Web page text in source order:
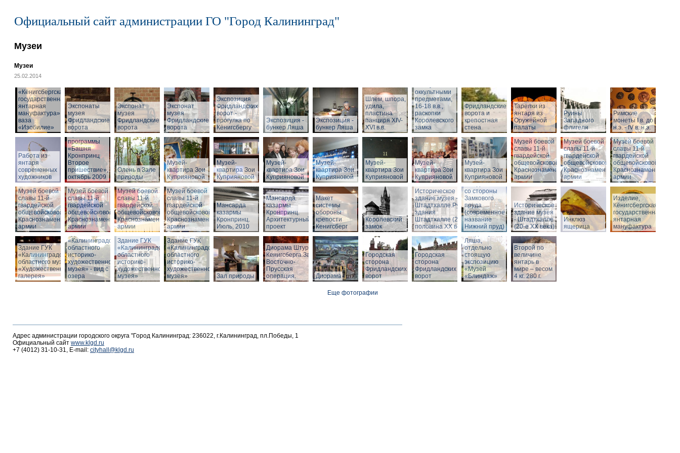
Официальный сайт администрации ГО "Город Калининград"
Музеи
Музеи
25.02.2014
«Кёнигсбергская
государственная
янтарная
мануфактура» -
ваза
«Изобилие»
Экспонаты
музея
Фридландские
ворота
Экспонат
музея
Фридландские
ворота
Экспонат
музея
Фридландские
ворота
Экспозиция
Фридландских
ворот -
прогулка по
Кёнигсбергу
Экспозиция -
бункер Ляша
Экспозиция -
бункер Ляша
Шлем, шпора,
удила,
пластина
панциря XIV-
XVI в.в.
оккультными
предметами,
16-18 в.в.,
раскопки
Королевского
замка
Фридландские
ворота и
крепостная
стена
Тарелки из
янтаря из
Оружейной
палаты
Руины
Западного
флигеля
Римские
монеты I в. до
н.э. - IV в. н.э.
Работа из
янтаря
современных
художников
Презентация
программы
«Башня
Кронпринц
Второе
пришествие»,
октябрь 2009
Олень в Зале
природы
Музей-
квартира Зои
Куприяновой
Музей-
квартира Зои
Куприяновой
Музей-
квартира Зои
Куприяновой
Музей-
квартира Зои
Куприяновой
Музей-
квартира Зои
Куприяновой
Музей-
квартира Зои
Куприяновой
Музей-
квартира Зои
Куприяновой
Музей боевой
славы 11-й
гвардейской
общевойсковой
Краснознаменной
армии
Музей боевой
славы 11-й
гвардейской
общевойсковой
Краснознаменной
армии
Музей боевой
славы 11-й
гвардейской
общевойсковой
Краснознаменной
армии
Музей боевой
славы 11-й
гвардейской
общевойсковой
Краснознаменной
армии
Музей боевой
славы 11-й
гвардейской
общевойсковой
Краснознаменной
армии
Музей боевой
славы 11-й
гвардейской
общевойсковой
Краснознаменной
армии
Музей боевой
славы 11-й
гвардейской
общевойсковой
Краснознаменной
армии
Мансарда
казармы
Кронпринц.
Июль, 2010
Мансарда
казармы
Кронпринц.
Архитектурный
проект
Макет
системы
обороны
крепости
Кенигсберг
Королевский
замок
Историческое
здание музея -
Штадтхалле.Руины
здания
Штадтхалле (2-я
половина ХХ века)
Историческое
здание музея
-
Штадтхалле.
Вид на
Штадтхалле
со стороны
Замкового
пруда
(современное
название
Нижний пруд)
Историческое
здание музея
- Штадтхалле
(20-е XX века)
Инклюз
ящерица
Изделие,
Кёнигсбергская
государственная
янтарная
мануфактура
Здание ГУК
«Калининградского
областного музея
«Художественная
галерея»
Здание ГУК
«Калининградского
областного
историко-
художественного
музея» - вид с
озера
Здание ГУК
«Калининградского
областного
историко-
художественного
музея»
Здание ГУК
«Калининградского
областного
историко-
художественного
музея»
Зал природы
Диорама Штурм
Кенигсберга.Зал
Восточно-
Прусская
операция.
Диорама
Городская
сторона
Фридландских
ворот
Городская
сторона
Фридландских
ворот
Вход в бункер
Ляша,
отдельно
стоящую
экспозицию
«Музей
«Блиндаж»
Второй по
величине
янтарь в
мире – весом
4 кг. 280 г.
Еще фотографии
Адрес администрации городского округа "Город Калининград: 236022, г.Калининград, пл.Победы, 1
Официальный сайт www.klgd.ru
+7 (4012) 31-10-31, E-mail: cityhall@klgd.ru